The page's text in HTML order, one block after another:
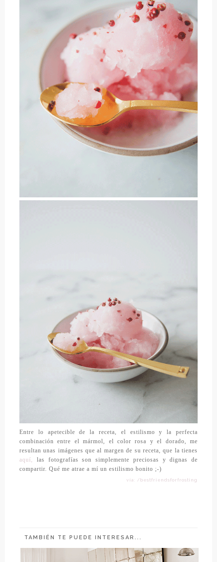
Entre lo apetecible de la receta, el estilismo y la perfecta
combinación entre el mármol, el color rosa y el dorado, me
resultan unas imágenes que al margen de su receta, que la tienes
aquí,
las fotografías son simplemente preciosas y dignas de
compartir. Qué me atrae a mí un estilismo bonito ;-)
vía: /bestfriendsforfrosting
TAMBIÉN TE PUEDE INTERESAR...